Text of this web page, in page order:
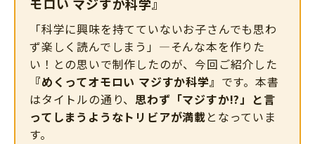
「科学に興味を持てていないお子さんでも思わ
ず楽しく読んでしまう」—そんな本を作りた
い！との思いで制作したのが、今回ご紹介した
『めくってオモロい マジすか科学』 です。本書
はタイトルの通り、思わず「マジすか!?」と言
ってしまうようなトリビアが満載となっていま
す。